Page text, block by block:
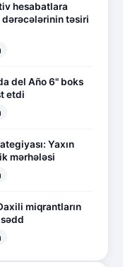
hesabatlara
dərəcələrinin təsiri
del Año 6" boks
etdi
Yaxın
mərhələsi
miqrantların
sədd